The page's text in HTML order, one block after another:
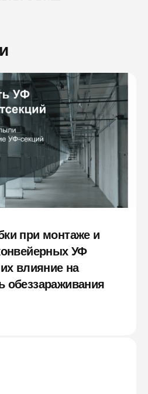
при монтаже и
УФ
влияние на
обеззараживания